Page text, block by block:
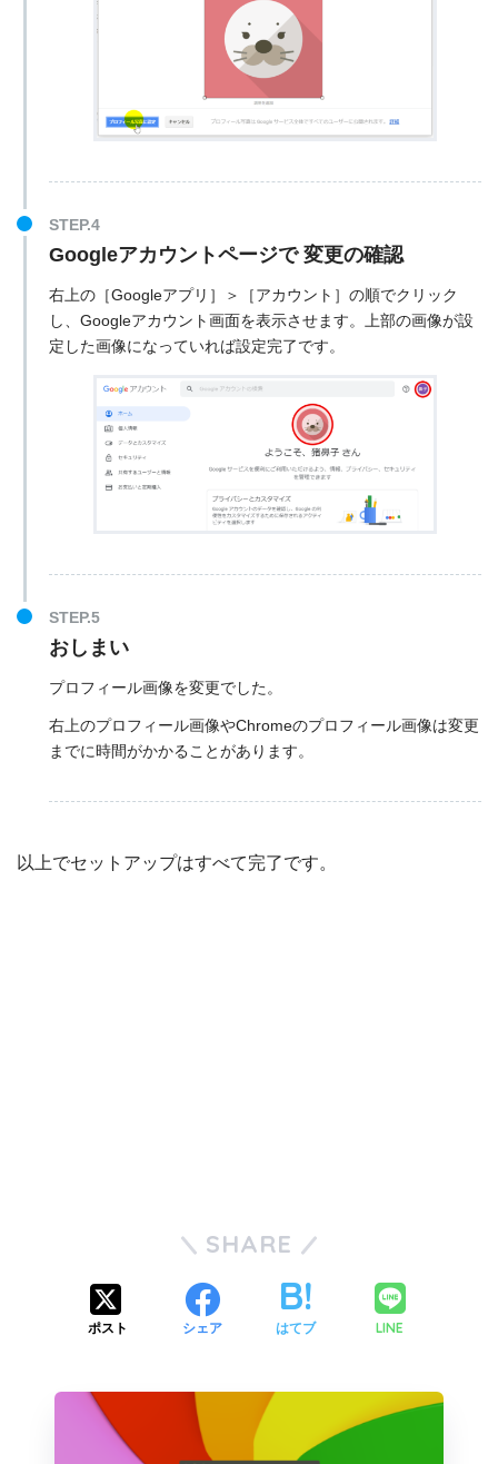
Googleアカウントページで 変更の確認
右上の［Googleアプリ］＞［アカウント］の順でクリック
し、Googleアカウント画面を表示させます。上部の画像が設
定した画像になっていれば設定完了です。
おしまい
プロフィール画像を変更でした。
右上のプロフィール画像やChromeのプロフィール画像は変更
までに時間がかかることがあります。
以上でセットアップはすべて完了です。
SHARE
ポスト シェア はてブ LINE